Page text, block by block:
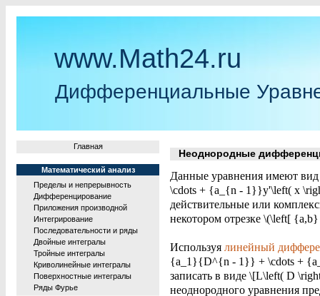
www.Math24.ru
Дифференциальные
Главная
Математический анализ
Пределы и непрерывность
Дифференцирование
Приложения производной
Интегрирование
Последовательности и ряды
Двойные интегралы
Тройные интегралы
Криволинейные интегралы
Поверхностные интегралы
Ряды Фурье
Неоднородные
Данные уравнения имеют
\cdots + {a_{n - 1}}y'\left( x
действительные или
некотором отрезке \(\left[
Используя линейный
{a_1}{D^{n - 1}} + \cdots +
записать в виде \[L\left( D
неоднородного уравнения